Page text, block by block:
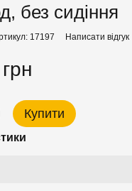
без сидіння
17197 Написати відгук
Купити